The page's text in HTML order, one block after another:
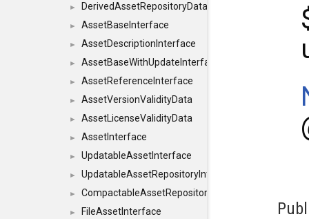
► DerivedAssetRepositoryDataInterface
► AssetBaseInterface
► AssetDescriptionInterface
► AssetBaseWithUpdateInterface
► AssetReferenceInterface
► AssetVersionValidityData
► AssetLicenseValidityData
► AssetInterface
► UpdatableAssetInterface
► UpdatableAssetRepositoryInterface
► CompactableAssetRepositoryInterface
► FileAssetInterface